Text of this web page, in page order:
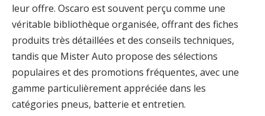
leur offre. Oscaro est souvent perçu comme une
véritable bibliothèque organisée, offrant des fiches
produits très détaillées et des conseils techniques,
tandis que Mister Auto propose des sélections
populaires et des promotions fréquentes, avec une
gamme particulièrement appréciée dans les
catégories pneus, batterie et entretien.